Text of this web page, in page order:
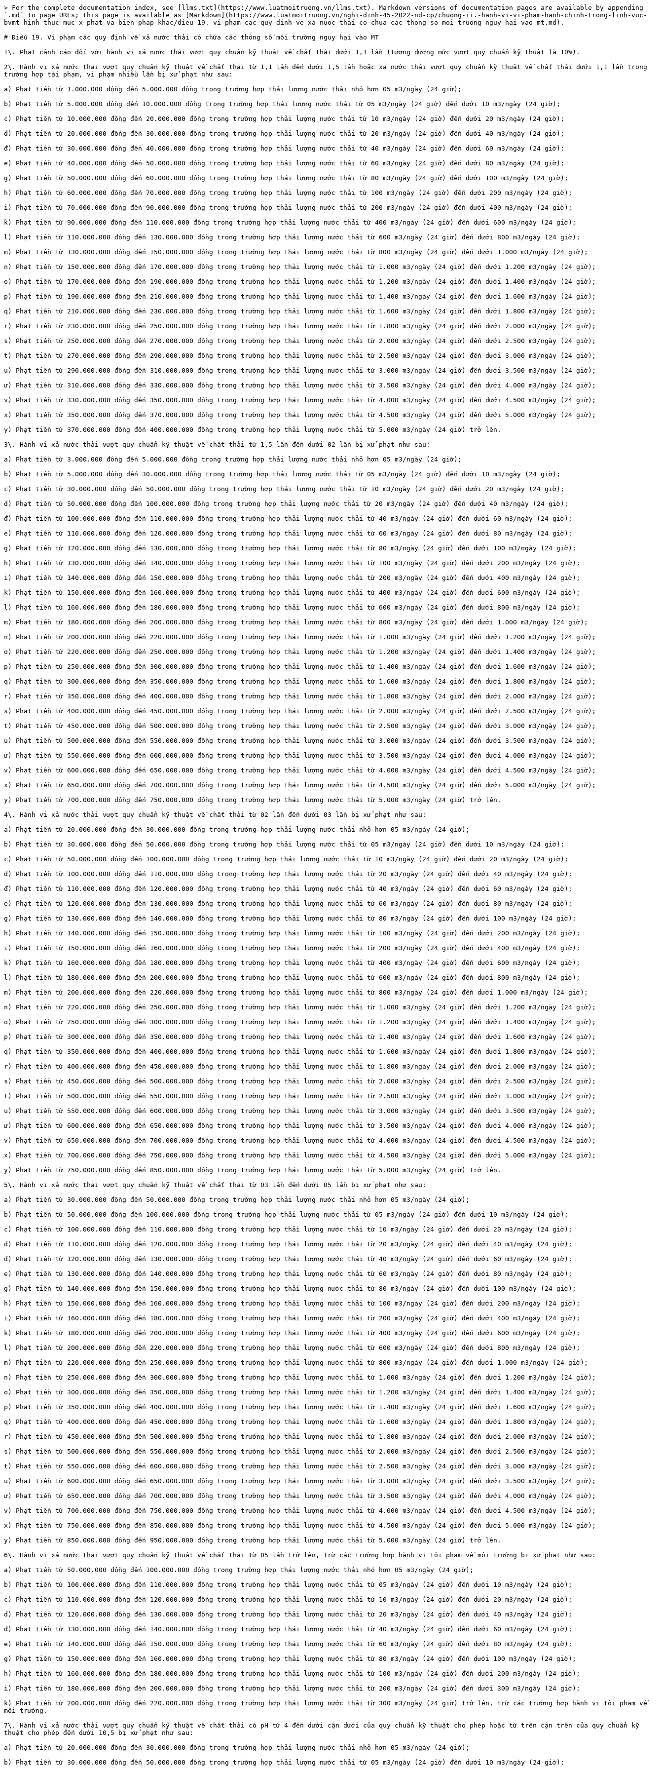
> For the complete documentation index, see [llms.txt](https://www.luatmoitruong.vn/llms.txt). Markdown versions of documentation pages are available by appending `.md` to page URLs; this page is available as [Markdown](https://www.luatmoitruong.vn/nghi-dinh-45-2022-nd-cp/chuong-ii.-hanh-vi-vi-pham-hanh-chinh-trong-linh-vuc-bvmt-hinh-thuc-muc-x-phat-va-bien-phap-khac/dieu-19.-vi-pham-cac-quy-dinh-ve-xa-nuoc-thai-co-chua-cac-thong-so-moi-truong-nguy-hai-vao-mt.md).

# Điều 19. Vi phạm các quy định về xả nước thải có chứa các thông số môi trường nguy hại vào MT

1\. Phạt cảnh cáo đối với hành vi xả nước thải vượt quy chuẩn kỹ thuật về chất thải dưới 1,1 lần (tương đương mức vượt quy chuẩn kỹ thuật là 10%).

2\. Hành vi xả nước thải vượt quy chuẩn kỹ thuật về chất thải từ 1,1 lần đến dưới 1,5 lần hoặc xả nước thải vượt quy chuẩn kỹ thuật về chất thải dưới 1,1 lần trong trường hợp tái phạm, vi phạm nhiều lần bị xử phạt như sau:

a) Phạt tiền từ 1.000.000 đồng đến 5.000.000 đồng trong trường hợp thải lượng nước thải nhỏ hơn 05 m3/ngày (24 giờ);

b) Phạt tiền từ 5.000.000 đồng đến 10.000.000 đồng trong trường hợp thải lượng nước thải từ 05 m3/ngày (24 giờ) đến dưới 10 m3/ngày (24 giờ);

c) Phạt tiền từ 10.000.000 đồng đến 20.000.000 đồng trong trường hợp thải lượng nước thải từ 10 m3/ngày (24 giờ) đến dưới 20 m3/ngày (24 giờ);

d) Phạt tiền từ 20.000.000 đồng đến 30.000.000 đồng trong trường hợp thải lượng nước thải từ 20 m3/ngày (24 giờ) đến dưới 40 m3/ngày (24 giờ);

đ) Phạt tiền từ 30.000.000 đồng đến 40.000.000 đồng trong trường hợp thải lượng nước thải từ 40 m3/ngày (24 giờ) đến dưới 60 m3/ngày (24 giờ);

e) Phạt tiền từ 40.000.000 đồng đến 50.000.000 đồng trong trường hợp thải lượng nước thải từ 60 m3/ngày (24 giờ) đến dưới 80 m3/ngày (24 giờ);

g) Phạt tiền từ 50.000.000 đồng đến 60.000.000 đồng trong trường hợp thải lượng nước thải từ 80 m3/ngày (24 giờ) đến dưới 100 m3/ngày (24 giờ);

h) Phạt tiền từ 60.000.000 đồng đến 70.000.000 đồng trong trường hợp thải lượng nước thải từ 100 m3/ngày (24 giờ) đến dưới 200 m3/ngày (24 giờ);

i) Phạt tiền từ 70.000.000 đồng đến 90.000.000 đồng trong trường hợp thải lượng nước thải từ 200 m3/ngày (24 giờ) đến dưới 400 m3/ngày (24 giờ);

k) Phạt tiền từ 90.000.000 đồng đến 110.000.000 đồng trong trường hợp thải lượng nước thải từ 400 m3/ngày (24 giờ) đến dưới 600 m3/ngày (24 giờ);

l) Phạt tiền từ 110.000.000 đồng đến 130.000.000 đồng trong trường hợp thải lượng nước thải từ 600 m3/ngày (24 giờ) đến dưới 800 m3/ngày (24 giờ);

m) Phạt tiền từ 130.000.000 đồng đến 150.000.000 đồng trong trường hợp thải lượng nước thải từ 800 m3/ngày (24 giờ) đến dưới 1.000 m3/ngày (24 giờ);

n) Phạt tiền từ 150.000.000 đồng đến 170.000.000 đồng trong trường hợp thải lượng nước thải từ 1.000 m3/ngày (24 giờ) đến dưới 1.200 m3/ngày (24 giờ);

o) Phạt tiền từ 170.000.000 đồng đến 190.000.000 đồng trong trường hợp thải lượng nước thải từ 1.200 m3/ngày (24 giờ) đến dưới 1.400 m3/ngày (24 giờ);

p) Phạt tiền từ 190.000.000 đồng đến 210.000.000 đồng trong trường hợp thải lượng nước thải từ 1.400 m3/ngày (24 giờ) đến dưới 1.600 m3/ngày (24 giờ);

q) Phạt tiền từ 210.000.000 đồng đến 230.000.000 đồng trong trường hợp thải lượng nước thải từ 1.600 m3/ngày (24 giờ) đến dưới 1.800 m3/ngày (24 giờ);

r) Phạt tiền từ 230.000.000 đồng đến 250.000.000 đồng trong trường hợp thải lượng nước thải từ 1.800 m3/ngày (24 giờ) đến dưới 2.000 m3/ngày (24 giờ);

s) Phạt tiền từ 250.000.000 đồng đến 270.000.000 đồng trong trường hợp thải lượng nước thải từ 2.000 m3/ngày (24 giờ) đến dưới 2.500 m3/ngày (24 giờ);

t) Phạt tiền từ 270.000.000 đồng đến 290.000.000 đồng trong trường hợp thải lượng nước thải từ 2.500 m3/ngày (24 giờ) đến dưới 3.000 m3/ngày (24 giờ);

u) Phạt tiền từ 290.000.000 đồng đến 310.000.000 đồng trong trường hợp thải lượng nước thải từ 3.000 m3/ngày (24 giờ) đến dưới 3.500 m3/ngày (24 giờ);

ư) Phạt tiền từ 310.000.000 đồng đến 330.000.000 đồng trong trường hợp thải lượng nước thải từ 3.500 m3/ngày (24 giờ) đến dưới 4.000 m3/ngày (24 giờ);

v) Phạt tiền từ 330.000.000 đồng đến 350.000.000 đồng trong trường hợp thải lượng nước thải từ 4.000 m3/ngày (24 giờ) đến dưới 4.500 m3/ngày (24 giờ);

x) Phạt tiền từ 350.000.000 đồng đến 370.000.000 đồng trong trường hợp thải lượng nước thải từ 4.500 m3/ngày (24 giờ) đến dưới 5.000 m3/ngày (24 giờ);

y) Phạt tiền từ 370.000.000 đồng đến 400.000.000 đồng trong trường hợp thải lượng nước thải từ 5.000 m3/ngày (24 giờ) trở lên.

3\. Hành vi xả nước thải vượt quy chuẩn kỹ thuật về chất thải từ 1,5 lần đến dưới 02 lần bị xử phạt như sau:

a) Phạt tiền từ 3.000.000 đồng đến 5.000.000 đồng trong trường hợp thải lượng nước thải nhỏ hơn 05 m3/ngày (24 giờ);

b) Phạt tiền từ 5.000.000 đồng đến 30.000.000 đồng trong trường hợp thải lượng nước thải từ 05 m3/ngày (24 giờ) đến dưới 10 m3/ngày (24 giờ);

c) Phạt tiền từ 30.000.000 đồng đến 50.000.000 đồng trong trường hợp thải lượng nước thải từ 10 m3/ngày (24 giờ) đến dưới 20 m3/ngày (24 giờ);

d) Phạt tiền từ 50.000.000 đồng đến 100.000.000 đồng trong trường hợp thải lượng nước thải từ 20 m3/ngày (24 giờ) đến dưới 40 m3/ngày (24 giờ);

đ) Phạt tiền từ 100.000.000 đồng đến 110.000.000 đồng trong trường hợp thải lượng nước thải từ 40 m3/ngày (24 giờ) đến dưới 60 m3/ngày (24 giờ);

e) Phạt tiền từ 110.000.000 đồng đến 120.000.000 đồng trong trường hợp thải lượng nước thải từ 60 m3/ngày (24 giờ) đến dưới 80 m3/ngày (24 giờ);

g) Phạt tiền từ 120.000.000 đồng đến 130.000.000 đồng trong trường hợp thải lượng nước thải từ 80 m3/ngày (24 giờ) đến dưới 100 m3/ngày (24 giờ);

h) Phạt tiền từ 130.000.000 đồng đến 140.000.000 đồng trong trường hợp thải lượng nước thải từ 100 m3/ngày (24 giờ) đến dưới 200 m3/ngày (24 giờ);

i) Phạt tiền từ 140.000.000 đồng đến 150.000.000 đồng trong trường hợp thải lượng nước thải từ 200 m3/ngày (24 giờ) đến dưới 400 m3/ngày (24 giờ);

k) Phạt tiền từ 150.000.000 đồng đến 160.000.000 đồng trong trường hợp thải lượng nước thải từ 400 m3/ngày (24 giờ) đến dưới 600 m3/ngày (24 giờ);

l) Phạt tiền từ 160.000.000 đồng đến 180.000.000 đồng trong trường hợp thải lượng nước thải từ 600 m3/ngày (24 giờ) đến dưới 800 m3/ngày (24 giờ);

m) Phạt tiền từ 180.000.000 đồng đến 200.000.000 đồng trong trường hợp thải lượng nước thải từ 800 m3/ngày (24 giờ) đến dưới 1.000 m3/ngày (24 giờ);

n) Phạt tiền từ 200.000.000 đồng đến 220.000.000 đồng trong trường hợp thải lượng nước thải từ 1.000 m3/ngày (24 giờ) đến dưới 1.200 m3/ngày (24 giờ);

o) Phạt tiền từ 220.000.000 đồng đến 250.000.000 đồng trong trường hợp thải lượng nước thải từ 1.200 m3/ngày (24 giờ) đến dưới 1.400 m3/ngày (24 giờ);

p) Phạt tiền từ 250.000.000 đồng đến 300.000.000 đồng trong trường hợp thải lượng nước thải từ 1.400 m3/ngày (24 giờ) đến dưới 1.600 m3/ngày (24 giờ);

q) Phạt tiền từ 300.000.000 đồng đến 350.000.000 đồng trong trường hợp thải lượng nước thải từ 1.600 m3/ngày (24 giờ) đến dưới 1.800 m3/ngày (24 giờ);

r) Phạt tiền từ 350.000.000 đồng đến 400.000.000 đồng trong trường hợp thải lượng nước thải từ 1.800 m3/ngày (24 giờ) đến dưới 2.000 m3/ngày (24 giờ);

s) Phạt tiền từ 400.000.000 đồng đến 450.000.000 đồng trong trường hợp thải lượng nước thải từ 2.000 m3/ngày (24 giờ) đến dưới 2.500 m3/ngày (24 giờ);

t) Phạt tiền từ 450.000.000 đồng đến 500.000.000 đồng trong trường hợp thải lượng nước thải từ 2.500 m3/ngày (24 giờ) đến dưới 3.000 m3/ngày (24 giờ);

u) Phạt tiền từ 500.000.000 đồng đến 550.000.000 đồng trong trường hợp thải lượng nước thải từ 3.000 m3/ngày (24 giờ) đến dưới 3.500 m3/ngày (24 giờ);

ư) Phạt tiền từ 550.000.000 đồng đến 600.000.000 đồng trong trường hợp thải lượng nước thải từ 3.500 m3/ngày (24 giờ) đến dưới 4.000 m3/ngày (24 giờ);

v) Phạt tiền từ 600.000.000 đồng đến 650.000.000 đồng trong trường hợp thải lượng nước thải từ 4.000 m3/ngày (24 giờ) đến dưới 4.500 m3/ngày (24 giờ);

x) Phạt tiền từ 650.000.000 đồng đến 700.000.000 đồng trong trường hợp thải lượng nước thải từ 4.500 m3/ngày (24 giờ) đến dưới 5.000 m3/ngày (24 giờ);

y) Phạt tiền từ 700.000.000 đồng đến 750.000.000 đồng trong trường hợp thải lượng nước thải từ 5.000 m3/ngày (24 giờ) trở lên.

4\. Hành vi xả nước thải vượt quy chuẩn kỹ thuật về chất thải từ 02 lần đến dưới 03 lần bị xử phạt như sau:

a) Phạt tiền từ 20.000.000 đồng đến 30.000.000 đồng trong trường hợp thải lượng nước thải nhỏ hơn 05 m3/ngày (24 giờ);

b) Phạt tiền từ 30.000.000 đồng đến 50.000.000 đồng trong trường hợp thải lượng nước thải từ 05 m3/ngày (24 giờ) đến dưới 10 m3/ngày (24 giờ);

c) Phạt tiền từ 50.000.000 đồng đến 100.000.000 đồng trong trường hợp thải lượng nước thải từ 10 m3/ngày (24 giờ) đến dưới 20 m3/ngày (24 giờ);

d) Phạt tiền từ 100.000.000 đồng đến 110.000.000 đồng trong trường hợp thải lượng nước thải từ 20 m3/ngày (24 giờ) đến dưới 40 m3/ngày (24 giờ);

đ) Phạt tiền từ 110.000.000 đồng đến 120.000.000 đồng trong trường hợp thải lượng nước thải từ 40 m3/ngày (24 giờ) đến dưới 60 m3/ngày (24 giờ);

e) Phạt tiền từ 120.000.000 đồng đến 130.000.000 đồng trong trường hợp thải lượng nước thải từ 60 m3/ngày (24 giờ) đến dưới 80 m3/ngày (24 giờ);

g) Phạt tiền từ 130.000.000 đồng đến 140.000.000 đồng trong trường hợp thải lượng nước thải từ 80 m3/ngày (24 giờ) đến dưới 100 m3/ngày (24 giờ);

h) Phạt tiền từ 140.000.000 đồng đến 150.000.000 đồng trong trường hợp thải lượng nước thải từ 100 m3/ngày (24 giờ) đến dưới 200 m3/ngày (24 giờ);

i) Phạt tiền từ 150.000.000 đồng đến 160.000.000 đồng trong trường hợp thải lượng nước thải từ 200 m3/ngày (24 giờ) đến dưới 400 m3/ngày (24 giờ);

k) Phạt tiền từ 160.000.000 đồng đến 180.000.000 đồng trong trường hợp thải lượng nước thải từ 400 m3/ngày (24 giờ) đến dưới 600 m3/ngày (24 giờ);

l) Phạt tiền từ 180.000.000 đồng đến 200.000.000 đồng trong trường hợp thải lượng nước thải từ 600 m3/ngày (24 giờ) đến dưới 800 m3/ngày (24 giờ);

m) Phạt tiền từ 200.000.000 đồng đến 220.000.000 đồng trong trường hợp thải lượng nước thải từ 800 m3/ngày (24 giờ) đến dưới 1.000 m3/ngày (24 giờ);

n) Phạt tiền từ 220.000.000 đồng đến 250.000.000 đồng tr